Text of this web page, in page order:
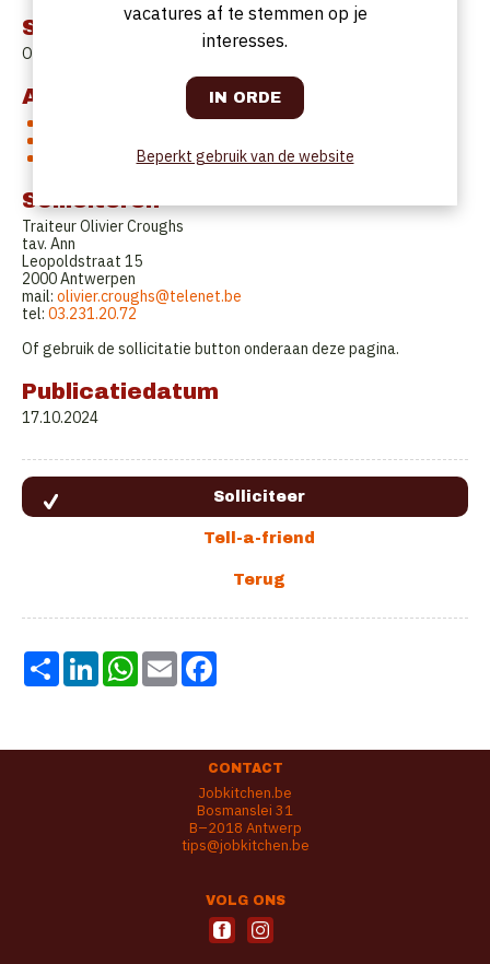
Startdatum
Onmiddellijk
Aanbod
26,5 uren/week van ma tot vrijdag
Familiale sfeer
Solliciteren
Traiteur Olivier Croughs
tav. Ann
Leopoldstraat 15
2000 Antwerpen
mail: olivier.croughs@telenet.be
tel: 03.231.20.72
Of gebruik de sollicitatie button onderaan deze pagina.
Publicatiedatum
17.10.2024
Share LinkedInWhatsApp
Email
CONTACT
Jobkitchen.be
Bosmanslei 31
B–2018 Antwerp
tips@jobkitchen.be
VOLG ONS
vacatures af te stemmen op je
interesses.
Beperkt gebruik van de website